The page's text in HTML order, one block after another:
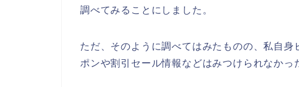
調べてみることにしました。
ただ、そのように調べてはみたものの、私自
ポンや割引セール情報などはみつけられなかっ